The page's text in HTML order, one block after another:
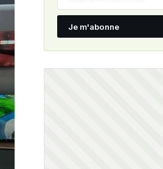
Je m'abonne